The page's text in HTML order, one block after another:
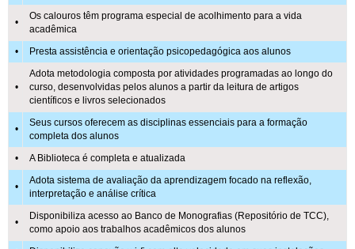
•
Os calouros têm programa especial de acolhimento para a vida
acadêmica
•
Presta assistência e orientação psicopedagógica aos alunos
•
Adota metodologia composta por atividades programadas ao longo do
curso, desenvolvidas pelos alunos a partir da leitura de artigos
científicos e livros selecionados
•
Seus cursos oferecem as disciplinas essenciais para a formação
completa dos alunos
•
A Biblioteca é completa e atualizada
•
Adota sistema de avaliação da aprendizagem focado na reflexão,
interpretação e análise crítica
•
Disponibiliza acesso ao Banco de Monografias (Repositório de TCC),
como apoio aos trabalhos acadêmicos dos alunos